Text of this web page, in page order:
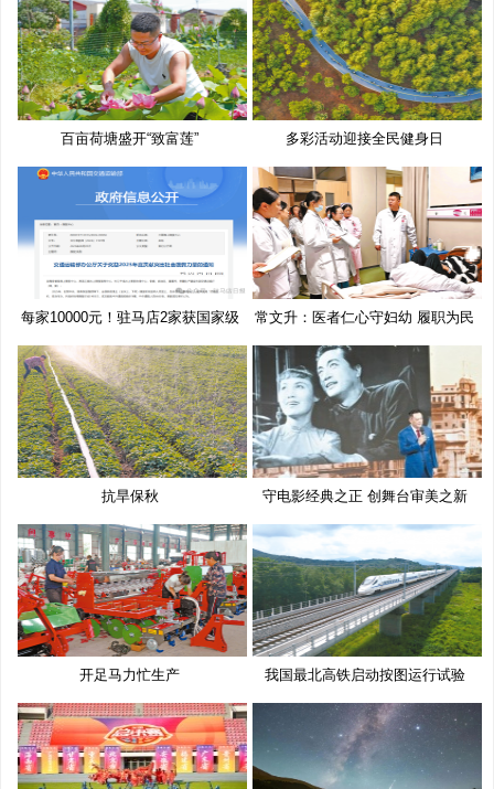
百亩荷塘盛开“致富莲” 多彩活动迎接全民健身日
每家10000元！驻马店2家获国家级
奖
常文升：医者仁心守妇幼 履职为民
抗旱保秋 守电影经典之正 创舞台审美之新
开足马力忙生产 我国最北高铁启动按图运行试验